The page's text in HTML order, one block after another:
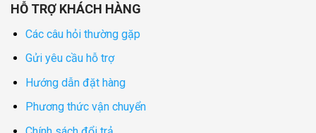
HỖ TRỢ KHÁCH HÀNG
Các câu hỏi thường gặp
Gửi yêu cầu hỗ trợ
Hướng dẫn đặt hàng
Phương thức vận chuyển